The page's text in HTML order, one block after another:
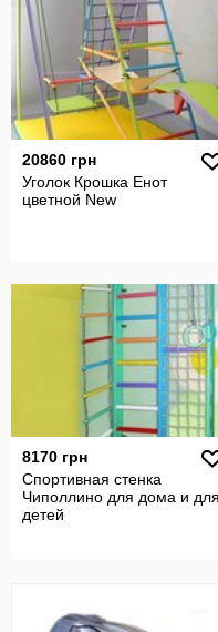
20860 грн
Уголок Крошка Енот
цветной New
8170 грн
Спортивная стенка
Чиполлино для дома и для
детей